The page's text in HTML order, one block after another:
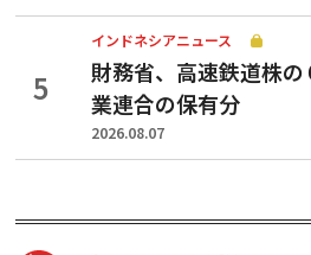
インドネシアニュース
財務省、高速鉄道株
業連合の保有分
2026.08.07